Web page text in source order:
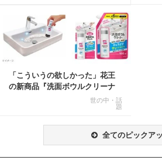
「こういうの欲しかった」花王
の新商品『洗面ボウルクリーナ
世の中・話
題
全てのピックア